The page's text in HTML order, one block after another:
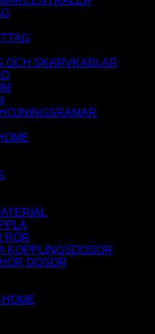
OCH SKARVKABLAR
RÖR
KOPPLINGSDOSOR
DOSOR